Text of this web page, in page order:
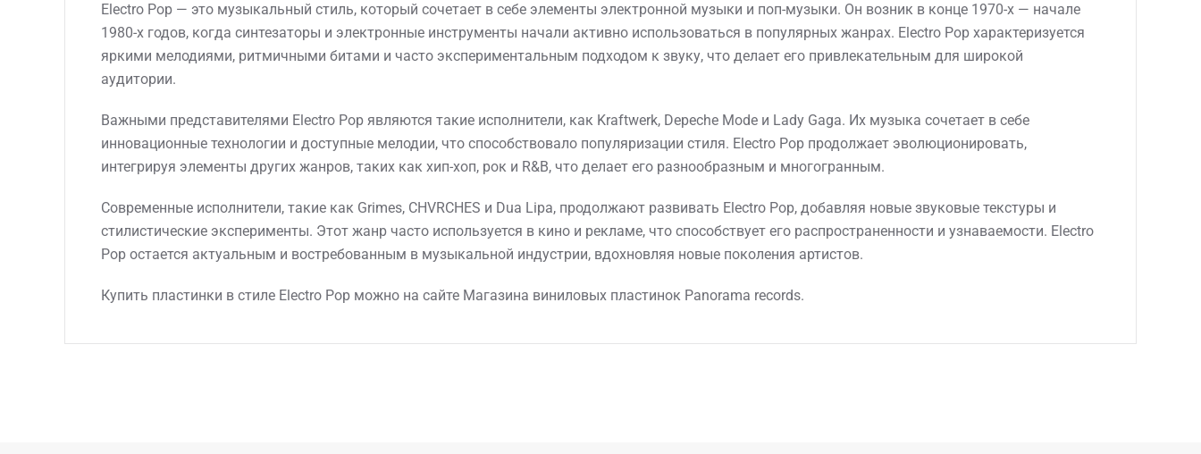
Electro Pop — это музыкальный стиль, который сочетает в себе элементы электронной музыки и поп-музыки. Он возник в конце 1970-х — начале
1980-х годов, когда синтезаторы и электронные инструменты начали активно использоваться в популярных жанрах. Electro Pop характеризуется
яркими мелодиями, ритмичными битами и часто экспериментальным подходом к звуку, что делает его привлекательным для широкой
аудитории.
Важными представителями Electro Pop являются такие исполнители, как Kraftwerk, Depeche Mode и Lady Gaga. Их музыка сочетает в себе
инновационные технологии и доступные мелодии, что способствовало популяризации стиля. Electro Pop продолжает эволюционировать,
интегрируя элементы других жанров, таких как хип-хоп, рок и R&B, что делает его разнообразным и многогранным.
Современные исполнители, такие как Grimes, CHVRCHES и Dua Lipa, продолжают развивать Electro Pop, добавляя новые звуковые текстуры и
стилистические эксперименты. Этот жанр часто используется в кино и рекламе, что способствует его распространенности и узнаваемости. Electro
Pop остается актуальным и востребованным в музыкальной индустрии, вдохновляя новые поколения артистов.
Купить пластинки в стиле Electro Pop можно на сайте Магазина виниловых пластинок Panorama records.